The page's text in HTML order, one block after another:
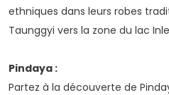
ethniques dans leurs robes
Taunggyi vers la zone du lac
Pindaya :
Partez à la découverte de